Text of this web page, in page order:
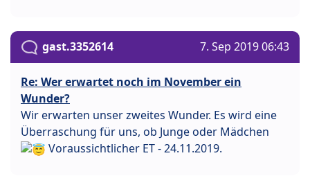
gast.3352614 7. Sep 2019 06:43
Re: Wer erwartet noch im November ein
Wunder?
Wir erwarten unser zweites Wunder. Es wird eine
Überraschung für uns, ob Junge oder Mädchen
Voraussichtlicher ET - 24.11.2019.